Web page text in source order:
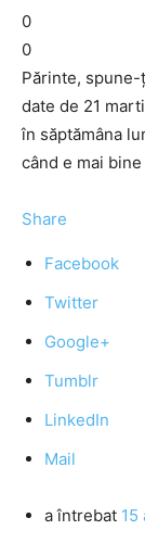
0
0
Părinte, spune-
date de 21
în săptămâna
când e mai
Share
Facebook
Twitter
Google+
Tumblr
LinkedIn
Mail
a întrebat 15